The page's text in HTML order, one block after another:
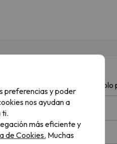
viajes y ¡acceso a sorteos solo
preferencias y poder
nos ayudan a
ti.
más eficiente y
de Cookies. Muchas